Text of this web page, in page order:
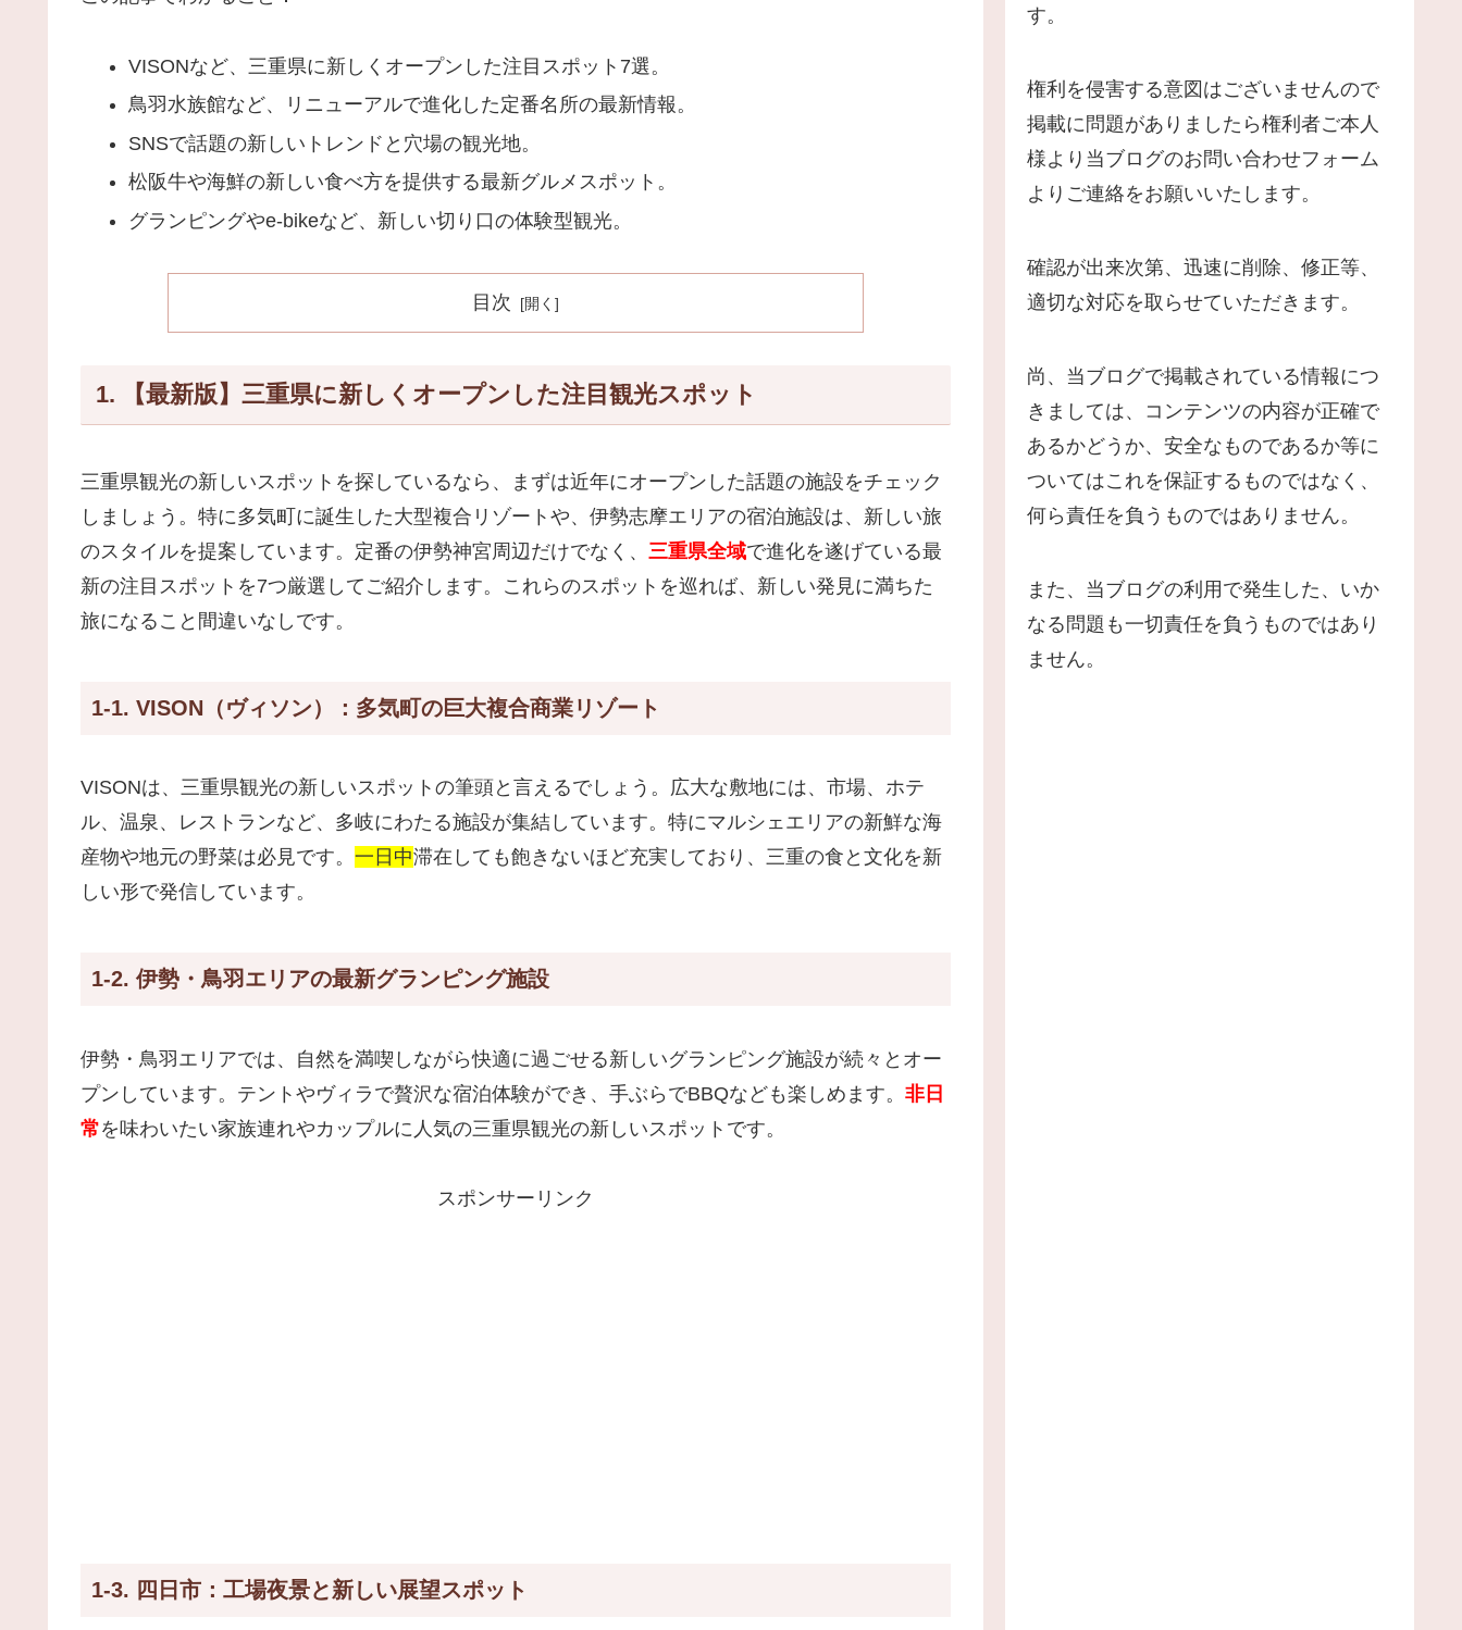
VISONなど、三重県に新しくオープンした注目スポット7選。
鳥羽水族館など、リニューアルで進化した定番名所の最新情報。
SNSで話題の新しいトレンドと穴場の観光地。
松阪牛や海鮮の新しい食べ方を提供する最新グルメスポット。
グランピングやe-bikeなど、新しい切り口の体験型観光。
目次
1. 【最新版】三重県に新しくオープンした注目観光スポット
三重県観光の新しいスポットを探しているなら、まずは近年にオープンした話題の施設をチェック
しましょう。特に多気町に誕生した大型複合リゾートや、伊勢志摩エリアの宿泊施設は、新しい旅
のスタイルを提案しています。定番の伊勢神宮周辺だけでなく、 三重県全域で進化を遂げている最
新の注目スポットを7つ厳選してご紹介します。これらのスポットを巡れば、新しい発見に満ちた
旅になること間違いなしです。
1-1. VISON（ヴィソン）：多気町の巨大複合商業リゾート
VISONは、三重県観光の新しいスポットの筆頭と言えるでしょう。広大な敷地には、市場、ホテ
ル、温泉、レストランなど、多岐にわたる施設が集結しています。特にマルシェエリアの新鮮な海
産物や地元の野菜は必見です。 一日中滞在しても飽きないほど充実しており、三重の食と文化を新
しい形で発信しています。
1-2. 伊勢・鳥羽エリアの最新グランピング施設
伊勢・鳥羽エリアでは、自然を満喫しながら快適に過ごせる新しいグランピング施設が続々とオー
プンしています。テントやヴィラで贅沢な宿泊体験ができ、手ぶらでBBQなども楽しめます。 非日
常を味わいたい家族連れやカップルに人気の三重県観光の新しいスポットです。
スポンサーリンク
1-3. 四日市：工場夜景と新しい展望スポット
す。
権利を侵害する意図はございませんので
掲載に問題がありましたら権利者ご本人
様より当ブログのお問い合わせフォーム
よりご連絡をお願いいたします。
確認が出来次第、迅速に削除、修正等、
適切な対応を取らせていただきます。
尚、当ブログで掲載されている情報につ
きましては、コンテンツの内容が正確で
あるかどうか、安全なものであるか等に
ついてはこれを保証するものではなく、
何ら責任を負うものではありません。
また、当ブログの利用で発生した、いか
なる問題も一切責任を負うものではあり
ません。